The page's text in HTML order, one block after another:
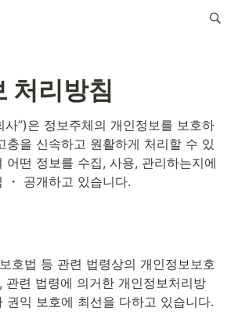
처리방침
사”)은 정보주체의 개인정보를 보호하
충을 신속하고 원활하게 처리할 수 있
어떤 정보를 수집, 사용, 관리하는지에
・ 공개하고 있습니다.
호법 등 관련 법령상의 개인정보보호
관련 법령에 의거한 개인정보처리방
권익 보호에 최선을 다하고 있습니다.